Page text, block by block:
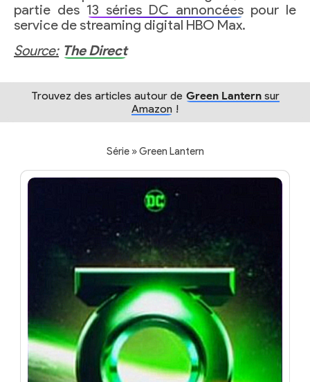
partie des 13 séries DC annoncées pour le
service de streaming digital HBO Max.
Source: The Direct
Trouvez des articles autour de Green Lanternsur
Amazon !
Série » Green Lantern